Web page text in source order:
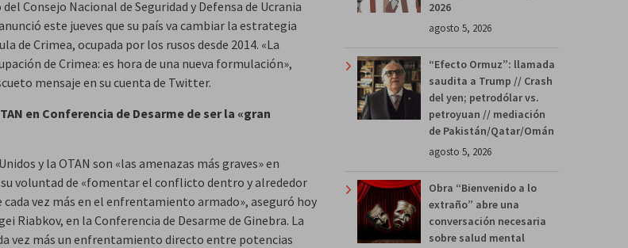
Consejo Nacional de Seguridad y Defensa de Ucrania
este jueves que su país va cambiar la estrategia
de Crimea, ocupada por los rusos desde 2014. «La
de Crimea: es hora de una nueva formulación»,
mensaje en su cuenta de Twitter.
en Conferencia de Desarme de ser la «gran
y la OTAN son «las amenazas más graves» en
voluntad de «fomentar el conflicto dentro y alrededor
cada vez más en el enfrentamiento armado», aseguró hoy
Riabkov, en la Conferencia de Desarme de Ginebra. La
vez más un enfrentamiento directo entre potencias
2026
agosto 5, 2026
“Efecto Ormuz”: llamada
saudita a Trump // Crash
del yen; petrodólar vs.
petroyuan // mediación
de Pakistán/Qatar/Omán
agosto 5, 2026
Obra “Bienvenido a lo
extraño” abre una
conversación necesaria
sobre salud mental